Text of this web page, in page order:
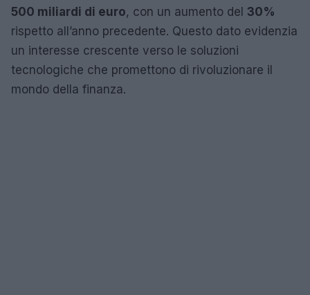
500 miliardi di euro, con un aumento del 30%
rispetto all’anno precedente. Questo dato evidenzia
un interesse crescente verso le soluzioni
tecnologiche che promettono di rivoluzionare il
mondo della finanza.